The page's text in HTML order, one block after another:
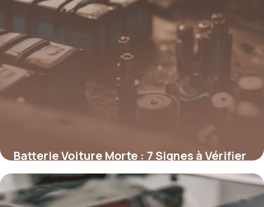
Batterie Voiture Morte : 7 Signes à Vérifier
27 avril 2026